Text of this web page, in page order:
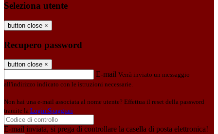
Seleziona utente
button close ×
Recupero password
button close ×
E-mail Verrà inviato un messaggio
all'indirizzo indicato con le istruzioni necessarie.
Non hai una e-mail associata al nome utente? Effettua il reset della password
tramite la Login Spaggiari
E-mail inviata, si prega di controllare la casella di posta elettronica!